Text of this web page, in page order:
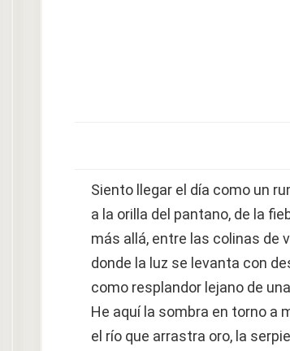
Siento llegar el día como un
a la orilla del pantano, de la
más allá, entre las colinas de
donde la luz se levanta con
como resplandor lejano de
He aquí la sombra en torno a
el río que arrastra oro, la